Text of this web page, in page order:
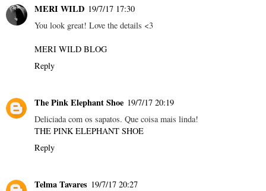
MERI WILD 19/7/17 17:30
You look great! Love the details <3
MERI WILD BLOG
Reply
The Pink Elephant Shoe 19/7/17 20:19
Deliciada com os sapatos. Que coisa mais linda!
THE PINK ELEPHANT SHOE
Reply
Telma Tavares 19/7/17 20:27